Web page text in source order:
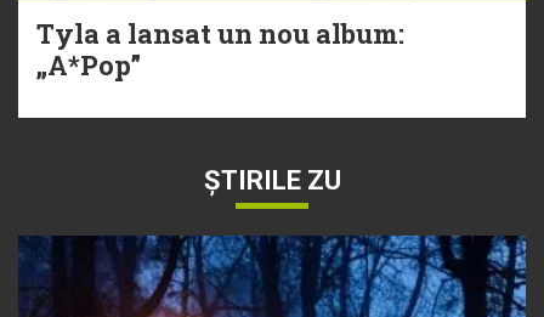
Tyla a lansat un nou album:
„A*Pop”
ȘTIRILE ZU